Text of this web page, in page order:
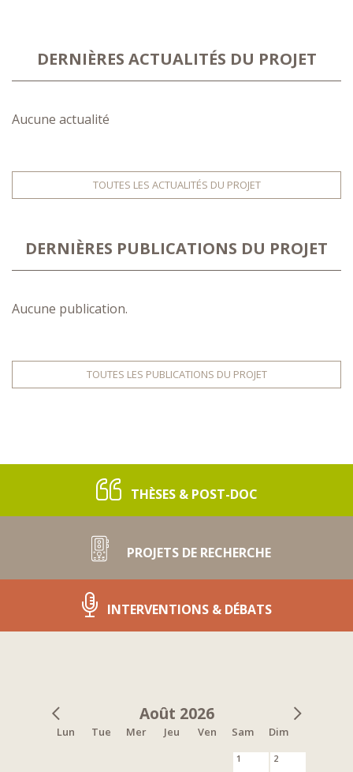
DERNIÈRES ACTUALITÉS DU PROJET
Aucune actualité
TOUTES LES ACTUALITÉS DU PROJET
DERNIÈRES PUBLICATIONS DU PROJET
Aucune publication.
TOUTES LES PUBLICATIONS DU PROJET
THÈSES & POST-DOC
PROJETS DE RECHERCHE
INTERVENTIONS & DÉBATS
Août 2026
Lun Tue Mer Jeu Ven Sam Dim
1 2